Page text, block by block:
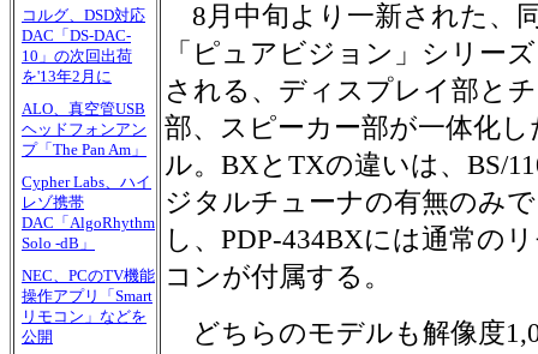
コルグ、DSD対応
DAC「DS-DAC-
10」の次回出荷
を'13年2月に
ALO、真空管USB
ヘッドフォンアン
プ「The Pan Am」
Cypher Labs、ハイ
レゾ携帯
DAC「AlgoRhythm
Solo -dB」
NEC、PCのTV機能
操作アプリ「Smart
リモコン」などを
公開
8月中旬より一新された、
「ピュアビジョン」シリー
される、ディスプレイ部と
部、スピーカー部が一体化
ル。BXとTXの違いは、BS/
ジタルチューナの有無のみ
し、PDP-434BXには通常の
コンが付属する。
どちらのモデルも解像度